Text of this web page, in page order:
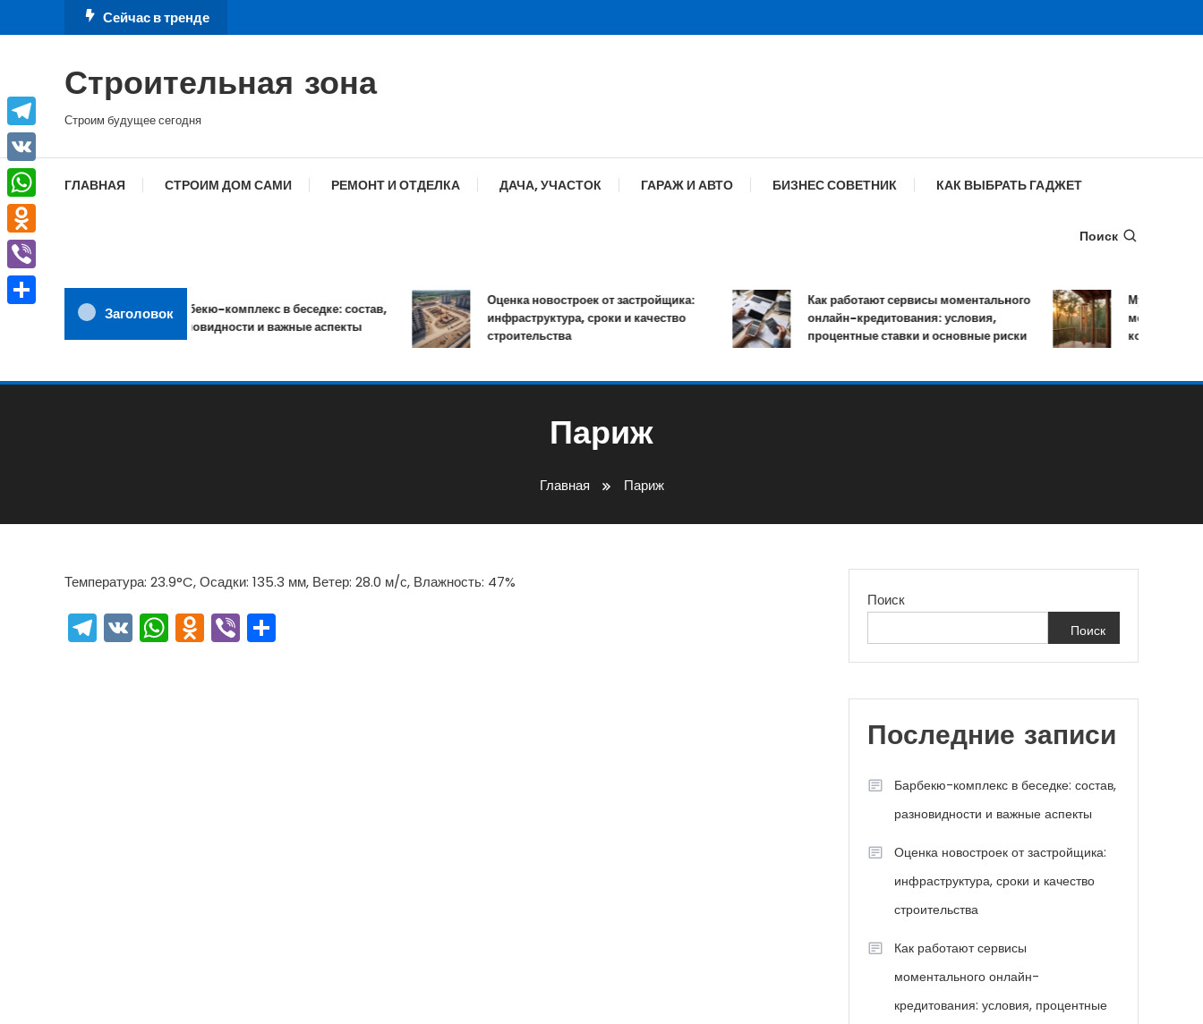
к
Сейчас в тренде
Строительная зона
Строим будущее сегодня
ГЛАВНАЯ СТРОИМ ДОМ САМИ РЕМОНТ И ОТДЕЛКА ДАЧА, УЧАСТОК ГАРАЖ И АВТО БИЗНЕС СОВЕТНИК КАК ВЫБРАТЬ ГАДЖЕТ
Поиск
ЗаголовокБарбекю-комплекс в беседке: состав,
разновидности и важные аспекты
Оценка новостроек от застройщика:
инфраструктура, сроки и качество
строительства
Как работают сервисы моментального
онлайн-кредитования: условия,
процентные ставки и основные риски
Музыка ветра:
мелодичных
колокольчиков
Париж
Главная Париж
Температура: 23.9°C, Осадки: 135.3 мм, Ветер: 28.0 м/с, Влажность: 47%
Telegram
VKWhatsApp
Odnoklassniki
Viber
Поиск
Поиск
Последние записи
Барбекю-комплекс в беседке: состав,
разновидности и важные аспекты
Оценка новостроек от застройщика:
инфраструктура, сроки и качество
строительства
Как работают сервисы
моментального онлайн-
кредитования: условия, процентные
Telegram
VK
WhatsApp
Odnoklassniki
Viber